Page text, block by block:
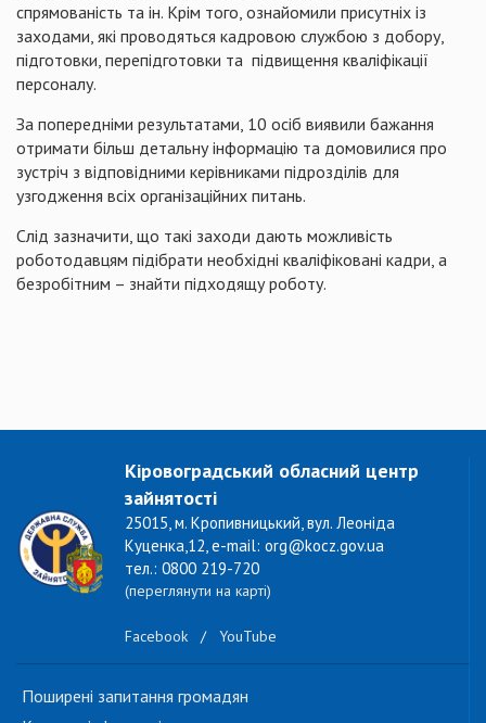
спрямованість та ін. Крім того, ознайомили присутніх із
заходами, які проводяться кадровою службою з добору,
підготовки, перепідготовки та підвищення кваліфікації
персоналу.
За попередніми результатами, 10 осіб виявили бажання
отримати більш детальну інформацію та домовилися про
зустріч з відповідними керівниками підрозділів для
узгодження всіх організаційних питань.
Слід зазначити, що такі заходи дають можливість
роботодавцям підібрати необхідні кваліфіковані кадри, а
безробітним – знайти підходящу роботу.
Кіровоградський обласний центр
зайнятості
25015, м. Кропивницький, вул. Леоніда
Куценка,12, e-mail: org@kocz.gov.ua
тел.: 0800 219-720
(переглянути на карті)
Facebook / YouTube
Поширені запитання громадян